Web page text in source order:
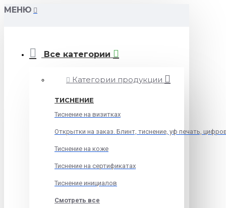
МЕНЮ
Все категории
Категории продукции
ТИСНЕНИЕ
Тиснение на визитках
Открытки на заказ. Блинт, тиснение, уф печать,
Тиснение на коже
Тиснение на сертификатах
Тиснение инициалов
Смотреть все